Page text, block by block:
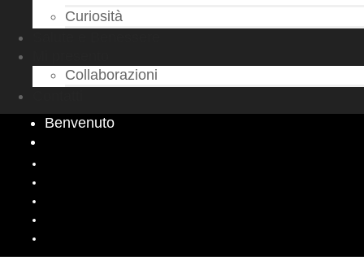
Curiosità
Collaborazioni
Benvenuto